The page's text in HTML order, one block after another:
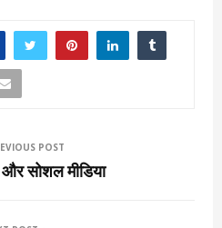
POST
और सोशल मीडिया